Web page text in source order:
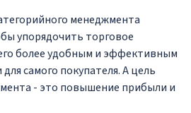
менеджмента
упорядочить торговое
более удобным и эффективным
самого покупателя. А цель
- это повышение прибыли и